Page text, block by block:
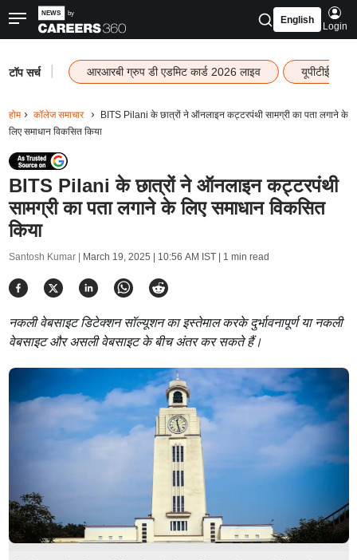
English
Login
टॉप सर्च आरआरबी ग्रुप डी एडमिट कार्ड 2026 लाइव यूपीटीईटी
होम कॉलेज समाचार
BITS Pilani के छात्रों ने ऑनलाइन कट्टरपंथी सामग्री का पता लगाने के
लिए समाधान विकसित किया
BITS Pilani के छात्रों ने ऑनलाइन कट्टरपंथी
सामग्री का पता लगाने के लिए समाधान विकसित
किया
Santosh Kumar | March 19, 2025 | 10:56 AM IST| 1 min read
नकली वेबसाइट डिटेक्शन सॉल्यूशन का इस्तेमाल करके दुर्भावनापूर्ण या नकली
वेबसाइट और असली वेबसाइट के बीच अंतर कर सकते हैं।